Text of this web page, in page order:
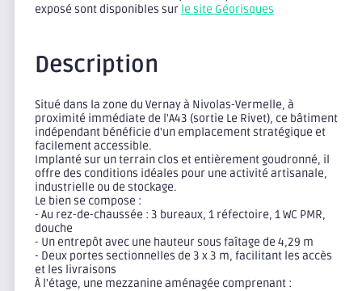
exposé sont disponibles sur le site Géorisques
Description
Situé dans la zone du Vernay à Nivolas-Vermelle, à
proximité immédiate de l'A43 (sortie Le Rivet), ce bâtiment
indépendant bénéficie d'un emplacement stratégique et
facilement accessible.
Implanté sur un terrain clos et entièrement goudronné, il
offre des conditions idéales pour une activité artisanale,
industrielle ou de stockage.
Le bien se compose :
- Au rez-de-chaussée : 3 bureaux, 1 réfectoire, 1 WC PMR,
douche
- Un entrepôt avec une hauteur sous faîtage de 4,29 m
- Deux portes sectionnelles de 3 x 3 m, facilitant les accès
et les livraisons
À l'étage, une mezzanine aménagée comprenant :